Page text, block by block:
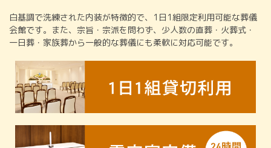
白基調で洗練された内装が特徴的で、1日1組限定利用可能な葬儀
会館です。また、宗旨・宗派を問わず、少人数の直葬・火葬式・
一日葬・家族葬から一般的な葬儀にも柔軟に対応可能です。